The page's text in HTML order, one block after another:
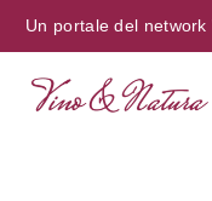
Un portale del